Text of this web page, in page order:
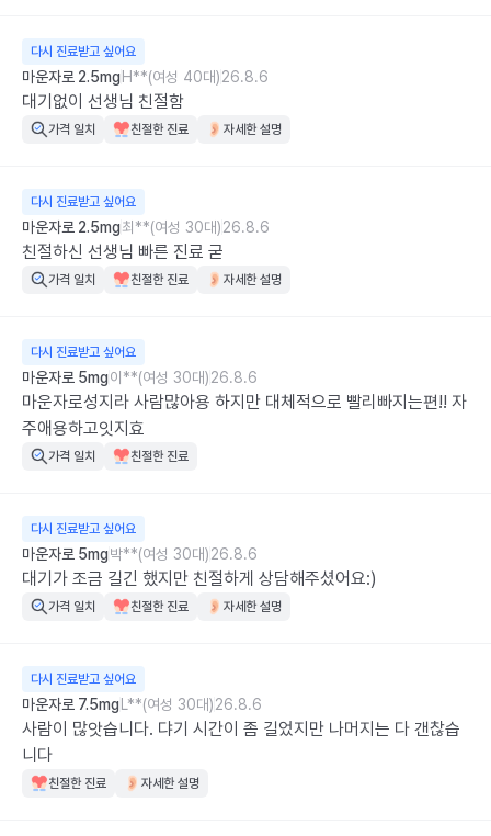
다시 진료받고 싶어요
마운자로 2.5mgH**(여성 40대)26.8.6
대기없이 선생님 친절함
가격 일치 친절한 진료 자세한 설명
다시 진료받고 싶어요
마운자로 2.5mg최**(여성 30대)26.8.6
친절하신 선생님 빠른 진료 굳
가격 일치 친절한 진료 자세한 설명
다시 진료받고 싶어요
마운자로 5mg이**(여성 30대)26.8.6
마운자로성지라 사람많아용 하지만 대체적으로 빨리빠지는편!! 자
주애용하고잇지효
가격 일치 친절한 진료
다시 진료받고 싶어요
마운자로 5mg박**(여성 30대)26.8.6
대기가 조금 길긴 했지만 친절하게 상담해주셨어요:)
가격 일치 친절한 진료 자세한 설명
다시 진료받고 싶어요
마운자로 7.5mg L**(여성 30대)26.8.6
사람이 많앗습니다. 댜기 시간이 좀 길었지만 나머지는 다 갠찮습
니다
친절한 진료 자세한 설명